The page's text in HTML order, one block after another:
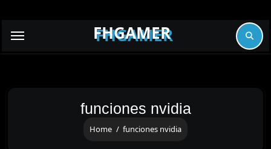
FHGAMER
funciones nvidia
Home funciones nvidia